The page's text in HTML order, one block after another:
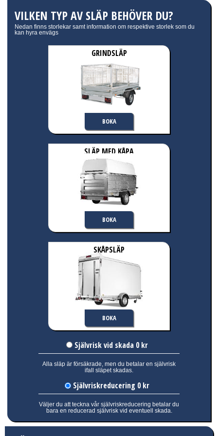
VILKEN TYP AV SLÄP BEHÖVER DU?
Nedan finns storlekar samt information om respektive storlek som du
kan hyra envägs
GRINDSLÄP
BOKA
SLÄP MED KÅPA
BOKA
SKÅPSLÄP
BOKA
Självrisk vid skada 0 kr
Alla släp är försäkrade, men du betalar en självrisk
ifall släpet skadas.
Självriskreducering 0 kr
Väljer du att teckna vår självriskreducering betalar du
bara en reducerad självrisk vid eventuell skada.